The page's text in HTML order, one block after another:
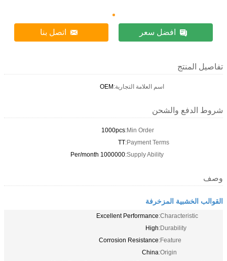
افضل سعر اتصل بنا
تفاصيل المنتج
اسم العلامة التجارية:OEM
شروط الدفع والشحن
Min Order:
1000pcs
Payment Terms:
TT
Supply Ability:
1000000 Per/month
وصف
القوالب الخشبية المزخرفة
Characteristic:
Excellent Performance
Durability:
High
Feature:
Corrosion Resistance
Origin:
China